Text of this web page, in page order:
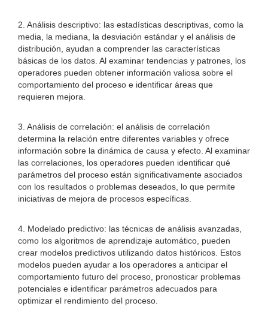
2. Análisis descriptivo: las estadísticas descriptivas, como la
media, la mediana, la desviación estándar y el análisis de
distribución, ayudan a comprender las características
básicas de los datos. Al examinar tendencias y patrones, los
operadores pueden obtener información valiosa sobre el
comportamiento del proceso e identificar áreas que
requieren mejora.
3. Análisis de correlación: el análisis de correlación
determina la relación entre diferentes variables y ofrece
información sobre la dinámica de causa y efecto. Al examinar
las correlaciones, los operadores pueden identificar qué
parámetros del proceso están significativamente asociados
con los resultados o problemas deseados, lo que permite
iniciativas de mejora de procesos específicas.
4. Modelado predictivo: las técnicas de análisis avanzadas,
como los algoritmos de aprendizaje automático, pueden
crear modelos predictivos utilizando datos históricos. Estos
modelos pueden ayudar a los operadores a anticipar el
comportamiento futuro del proceso, pronosticar problemas
potenciales e identificar parámetros adecuados para
optimizar el rendimiento del proceso.